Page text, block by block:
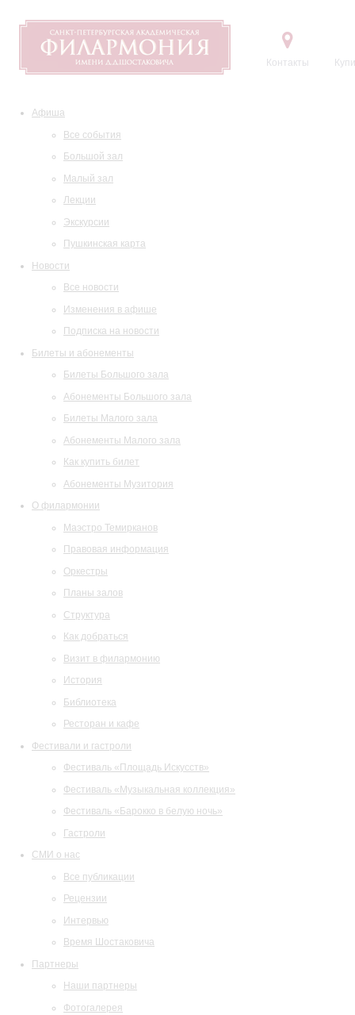
Контакты
Афиша
Все события
Большой зал
Малый зал
Лекции
Экскурсии
Пушкинская карта
Новости
Все новости
Изменения в афише
Подписка на новости
Билеты и абонементы
Билеты Большого зала
Абонементы Большого зала
Билеты Малого зала
Абонементы Малого зала
Как купить билет
Абонементы Музитория
О филармонии
Маэстро Темирканов
Правовая информация
Оркестры
Планы залов
Структура
Как добраться
Визит в филармонию
История
Библиотека
Ресторан и кафе
Фестивали и гастроли
Фестиваль «Площадь Искусств»
Фестиваль «Музыкальная коллекция»
Фестиваль «Барокко в белую ночь»
Гастроли
СМИ о нас
Все публикации
Рецензии
Интервью
Время Шостаковича
Партнеры
Наши партнеры
Фотогалерея